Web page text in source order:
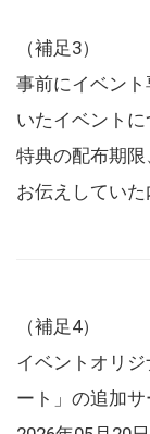
（補足3）
事前にイベン
いたイベントに
特典の配布期
お伝えしていた
（補足4）
イベントオリ
ート」の追加